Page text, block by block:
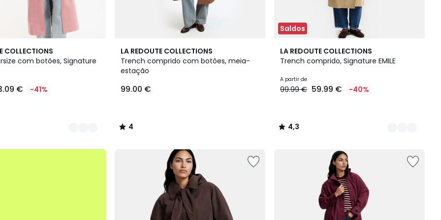
COLLECTIONS
com botões, Signature
€ -41%
LA REDOUTE COLLECTIONS
Trench comprido com botões, meia-
estação
99.00 €
4
/
5
4
/
Saldos
LA REDOUTE COLLECTIONS
Trench comprido, Signature EMILE
A partir de
99.99 € 59.99 € -40%
4,3
/ 5
4
Cores
4,3
/